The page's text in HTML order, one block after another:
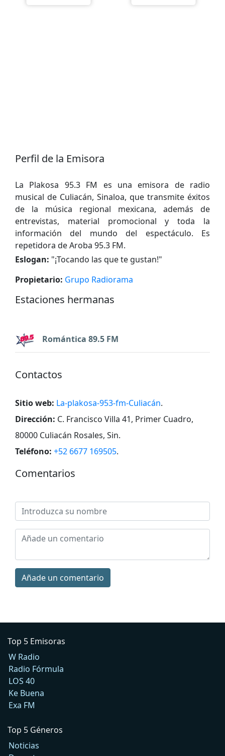
Perfil de la Emisora
La Plakosa 95.3 FM es una emisora ​​de radio
musical de Culiacán, Sinaloa, que transmite éxitos
de la música regional mexicana, además de
entrevistas, material promocional y toda la
información del mundo del espectáculo. Es
repetidora de Aroba 95.3 FM.
Eslogan: "¡Tocando las que te gustan!"
Propietario: Grupo Radiorama
Estaciones hermanas
Romántica 89.5 FM
Contactos
Sitio web: La-plakosa-953-fm-Culiacán.
Dirección: C. Francisco Villa 41, Primer Cuadro,
80000 Culiacán Rosales, Sin.
Teléfono: +52 6677 169505.
Comentarios
Añade un comentario
Top 5 Emisoras
W Radio
Radio Fórmula
LOS 40
Ke Buena
Exa FM
Top 5 Géneros
Noticias